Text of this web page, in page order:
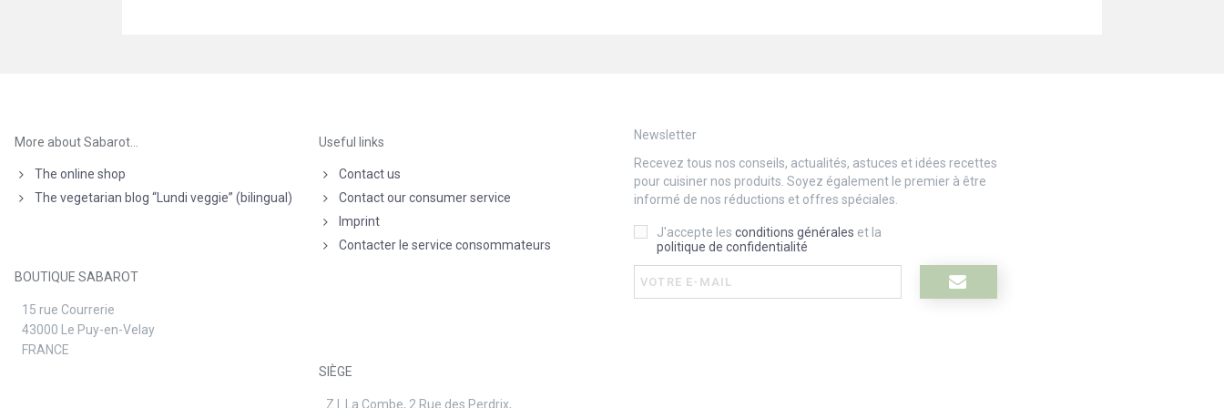
More about Sabarot…
The online shop
The vegetarian blog “Lundi veggie” (bilingual)
BOUTIQUE SABAROT
15 rue Courrerie
43000 Le Puy-en-Velay
FRANCE
Useful links
Contact us
Contact our consumer service
Imprint
Contacter le service consommateurs
SIÈGE
Z.I. La Combe, 2 Rue des Perdrix,
Newsletter
Recevez tous nos conseils, actualités, astuces et idées recettes
pour cuisiner nos produits. Soyez également le premier à être
informé de nos réductions et offres spéciales.
J'accepte les conditions générales et la
politique de confidentialité